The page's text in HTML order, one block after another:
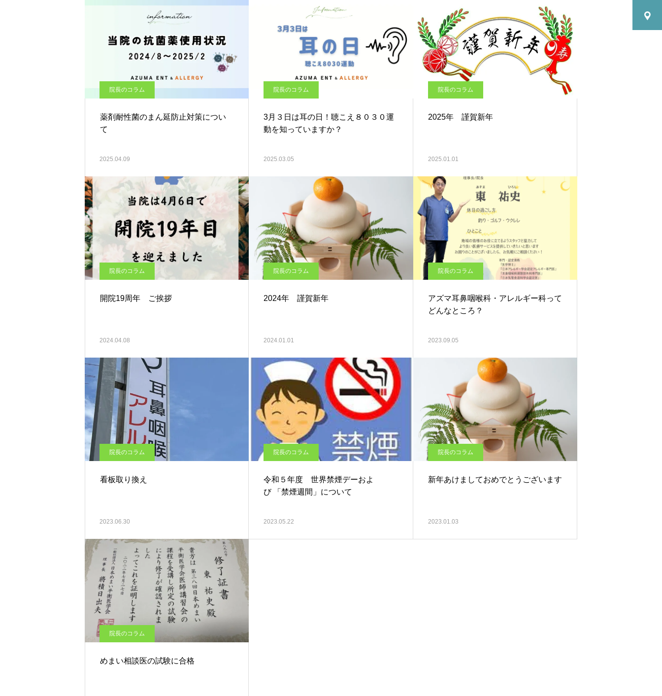
院長のコラム
薬剤耐性菌のまん延防止対策につい
て
2025.04.09
院長のコラム
3月３日は耳の日！聴こえ８０３０運
動を知っていますか？
2025.03.05
院長のコラム
2025年 謹賀新年
2025.01.01
院長のコラム
開院19周年 ご挨拶
2024.04.08
院長のコラム
2024年 謹賀新年
2024.01.01
院長のコラム
アズマ耳鼻咽喉科・アレルギー科って
どんなところ？
2023.09.05
院長のコラム
看板取り換え
2023.06.30
院長のコラム
令和５年度 世界禁煙デーおよ
び 「禁煙週間」について
2023.05.22
院長のコラム
新年あけましておめでとうございます
2023.01.03
院長のコラム
めまい相談医の試験に合格